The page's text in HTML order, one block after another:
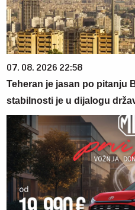
07. 08. 2026 22:58
Teheran je jasan po pitanju
stabilnosti je u dijalogu